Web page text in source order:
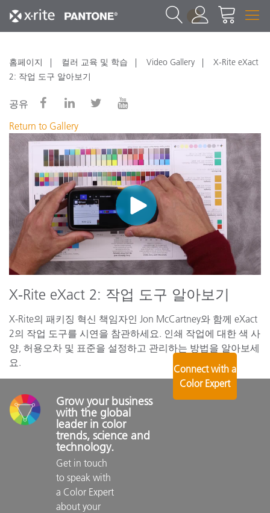
1
홈페이지 컬러 교육 및 학습 Video Gallery
X-Rite eXact
2: 작업 도구 알아보기
공유
Return to Gallery
X-Rite eXact 2: 작업 도구 알아보기
X-Rite의 패키징 혁신 책임자인 Jon McCartney와 함께 eXact
2의 작업 도구를 시연을 참관하세요. 인쇄 작업에 대한 색 사
양, 허용오차 및 표준을 설정하고 관리하는 방법을 알아보세
요.
Grow your business
with the global
leader in color
trends, science and
technology.
Get in touch
to speak with
a Color Expert
about your
Connect with a
Color Expert